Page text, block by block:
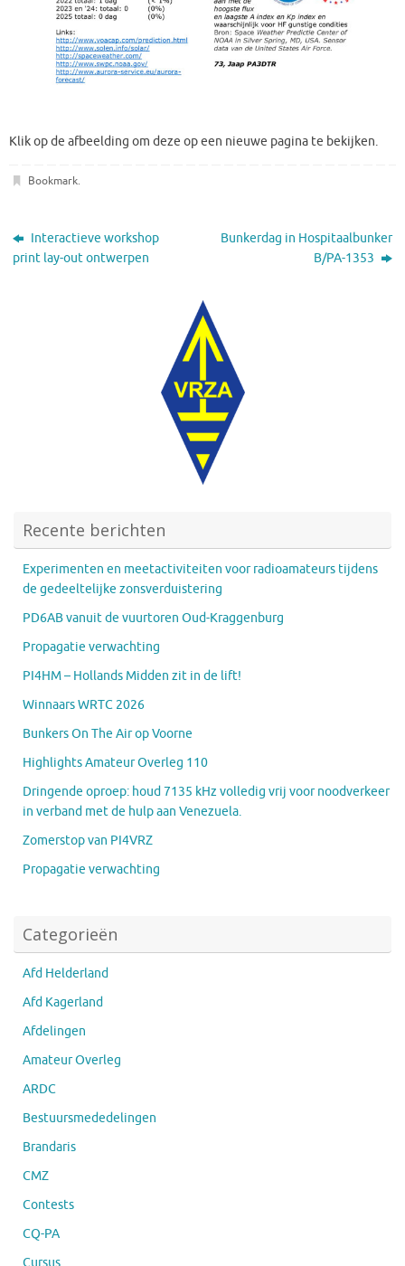
Klik op de afbeelding om deze op een nieuwe pagina te bekijken.
Bookmark.
Interactieve workshop
print lay-out ontwerpen
Bunkerdag in Hospitaalbunker
B/PA-1353
Recente berichten
Experimenten en meetactiviteiten voor radioamateurs tijdens
de gedeeltelijke zonsverduistering
PD6AB vanuit de vuurtoren Oud-Kraggenburg
Propagatie verwachting
PI4HM – Hollands Midden zit in de lift!
Winnaars WRTC 2026
Bunkers On The Air op Voorne
Highlights Amateur Overleg 110
Dringende oproep: houd 7135 kHz volledig vrij voor noodverkeer
in verband met de hulp aan Venezuela.
Zomerstop van PI4VRZ
Propagatie verwachting
Categorieën
Afd Helderland
Afd Kagerland
Afdelingen
Amateur Overleg
ARDC
Bestuursmededelingen
Brandaris
CMZ
Contests
CQ-PA